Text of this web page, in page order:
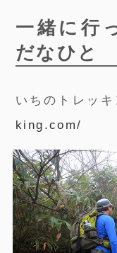
一緒に行
だなひと
いちのトレッ
king.com/